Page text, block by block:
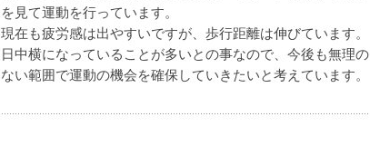
を見て運動を行っています。
現在も疲労感は出やすいですが、歩行距離は伸びています。
日中横になっていることが多いとの事なので、今後も無理の
ない範囲で運動の機会を確保していきたいと考えています。